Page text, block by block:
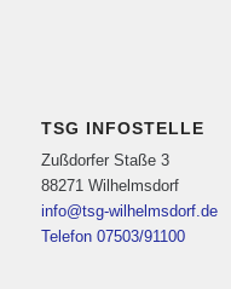
TSG INFOSTELLE
Zußdorfer Staße 3
88271 Wilhelmsdorf
info@tsg-wilhelmsdorf.de
Telefon 07503/91100